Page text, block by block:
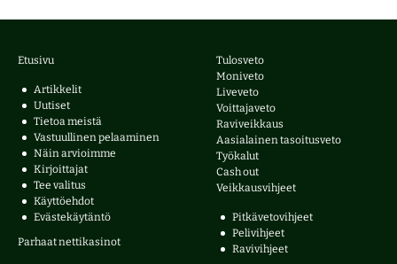
Etusivu
Artikkelit
Uutiset
Tietoa meistä
Vastuullinen pelaaminen
Näin arvioimme
Kirjoittajat
Tee valitus
Käyttöehdot
Evästekäytäntö
Parhaat nettikasinot
Tulosveto
Moniveto
Liveveto
Voittajaveto
Raviveikkaus
Aasialainen tasoitusveto
Työkalut
Cash out
Veikkausvihjeet
Pitkävetovihjeet
Pelivihjeet
Ravivihjeet